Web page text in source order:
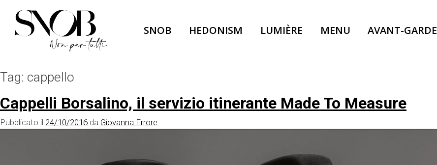
content
SNOB HEDONISM LUMIÈRE MENU AVANT-GARDE
Tag: cappello
Cappelli Borsalino, il servizio itinerante Made To Measure
Pubblicato il 24/10/2016 da Giovanna Errore